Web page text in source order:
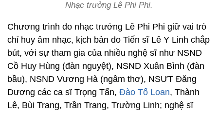
Nhạc trưởng Lê Phi Phi.
Chương trình do nhạc trưởng Lê Phi Phi giữ vai trò
chỉ huy âm nhạc, kịch bản do Tiến sĩ Lê Y Linh chắp
bút, với sự tham gia của nhiều nghệ sĩ như NSND
Cồ Huy Hùng (đàn nguyệt), NSND Xuân Bình (đàn
bầu), NSND Vương Hà (ngâm thơ), NSƯT Đăng
Dương các ca sĩ Trọng Tấn, Đào Tố Loan, Thành
Lê, Bùi Trang, Trần Trang, Trường Linh; nghệ sĩ